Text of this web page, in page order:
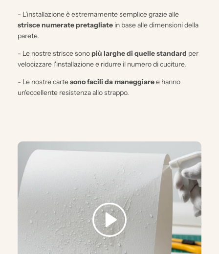
- L'installazione è estremamente semplice grazie alle
strisce numerate pretagliate in base alle dimensioni della
parete.
- Le nostre strisce sonopiù larghe di quelle standard per
velocizzare l'installazione e ridurre il numero di cuciture.
- Le nostre cartesono facili da maneggiaree hanno
un'eccellente resistenza allo strappo.